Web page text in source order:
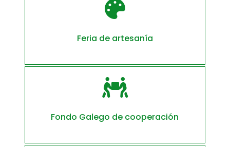

Feria de artesanía

Fondo Galego de cooperación